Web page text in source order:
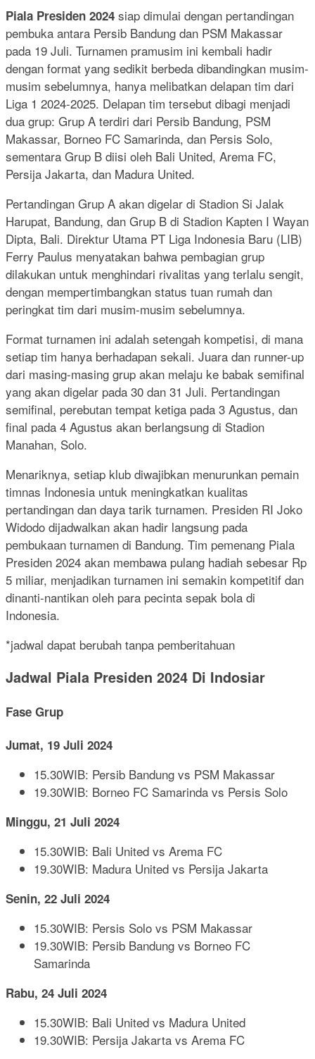
Piala Presiden 2024 siap dimulai dengan pertandingan
pembuka antara Persib Bandung dan PSM Makassar
pada 19 Juli. Turnamen pramusim ini kembali hadir
dengan format yang sedikit berbeda dibandingkan musim-
musim sebelumnya, hanya melibatkan delapan tim dari
Liga 1 2024-2025. Delapan tim tersebut dibagi menjadi
dua grup: Grup A terdiri dari Persib Bandung, PSM
Makassar, Borneo FC Samarinda, dan Persis Solo,
sementara Grup B diisi oleh Bali United, Arema FC,
Persija Jakarta, dan Madura United.
Pertandingan Grup A akan digelar di Stadion Si Jalak
Harupat, Bandung, dan Grup B di Stadion Kapten I Wayan
Dipta, Bali. Direktur Utama PT Liga Indonesia Baru (LIB)
Ferry Paulus menyatakan bahwa pembagian grup
dilakukan untuk menghindari rivalitas yang terlalu sengit,
dengan mempertimbangkan status tuan rumah dan
peringkat tim dari musim-musim sebelumnya.
Format turnamen ini adalah setengah kompetisi, di mana
setiap tim hanya berhadapan sekali. Juara dan runner-up
dari masing-masing grup akan melaju ke babak semifinal
yang akan digelar pada 30 dan 31 Juli. Pertandingan
semifinal, perebutan tempat ketiga pada 3 Agustus, dan
final pada 4 Agustus akan berlangsung di Stadion
Manahan, Solo.
Menariknya, setiap klub diwajibkan menurunkan pemain
timnas Indonesia untuk meningkatkan kualitas
pertandingan dan daya tarik turnamen. Presiden RI Joko
Widodo dijadwalkan akan hadir langsung pada
pembukaan turnamen di Bandung. Tim pemenang Piala
Presiden 2024 akan membawa pulang hadiah sebesar Rp
5 miliar, menjadikan turnamen ini semakin kompetitif dan
dinanti-nantikan oleh para pecinta sepak bola di
Indonesia.
*jadwal dapat berubah tanpa pemberitahuan
Jadwal Piala Presiden 2024 Di Indosiar
Fase Grup
Jumat, 19 Juli 2024
15.30WIB: Persib Bandung vs PSM Makassar
19.30WIB: Borneo FC Samarinda vs Persis Solo
Minggu, 21 Juli 2024
15.30WIB: Bali United vs Arema FC
19.30WIB: Madura United vs Persija Jakarta
Senin, 22 Juli 2024
15.30WIB: Persis Solo vs PSM Makassar
19.30WIB: Persib Bandung vs Borneo FC
Samarinda
Rabu, 24 Juli 2024
15.30WIB: Bali United vs Madura United
19.30WIB: Persija Jakarta vs Arema FC